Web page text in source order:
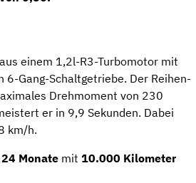
einem 1,2l-R3-Turbomotor mit
Gang-Schaltgetriebe. Der Reihen-
Drehmoment von 230
er in 9,9 Sekunden. Dabei
km/h.
24 Monate mit 10.000 Kilometer